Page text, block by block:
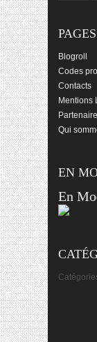
PAGES
Blogroll
Codes
Contacts
Mentions
Qui
EN
En